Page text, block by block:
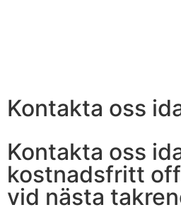
Kontakta oss
Kontakta oss
kostnadsfritt
vid nästa